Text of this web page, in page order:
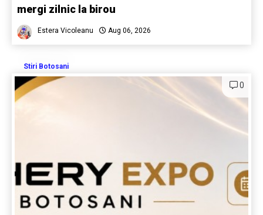
mergi zilnic la birou
Estera Vicoleanu Aug 06, 2026
Stiri Botosani
0